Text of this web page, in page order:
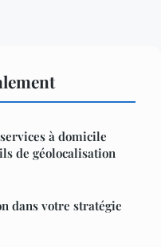
à domicile
de géolocalisation
dans votre stratégie